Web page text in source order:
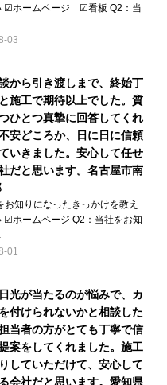
☑ホームページ ☑看板 Q2：当
03
から引き渡しまで、終始丁
施工で期待以上でした。質
ひとつ真摯に回答してくれ
安どころか、日に日に信頼
いきました。安心して任せ
だと思います。名古屋市南
お知りになったきっかけを教え
☑ホームページ Q2：当社をお知
01
光が当たるのが悩みで、カ
付けられないかと相談した
当者の方がとても丁寧で信
案をしてくれました。施工
していただけて、安心して
会社だと思います。愛知県